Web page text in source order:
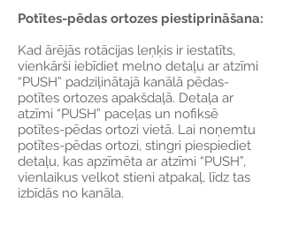
Potītes-pēdas ortozes piestiprināšana:
Kad ārējās rotācijas leņķis ir iestatīts,
vienkārši iebīdiet melno detaļu ar atzīmi
“PUSH” padziļinātajā kanālā pēdas-
potītes ortozes apakšdaļā. Detaļa ar
atzīmi “PUSH” paceļas un nofiksē
potītes-pēdas ortozi vietā. Lai noņemtu
potītes-pēdas ortozi, stingri piespiediet
detaļu, kas apzīmēta ar atzīmi “PUSH”,
vienlaikus velkot stieni atpakaļ, līdz tas
izbīdās no kanāla.